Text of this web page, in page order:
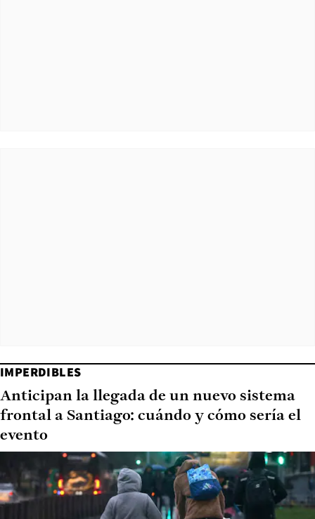
IMPERDIBLES
Anticipan la llegada de un nuevo sistema
frontal a Santiago: cuándo y cómo sería el
evento